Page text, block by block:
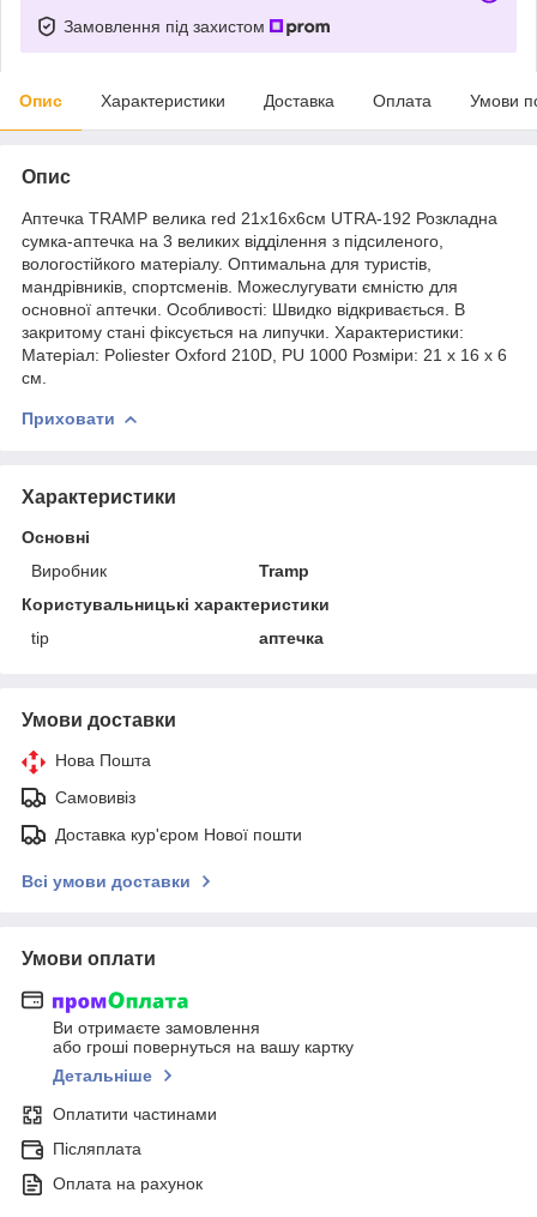
Замовлення під захистом
Опис Характеристики Доставка Оплата Умови
Опис
Аптечка TRAMP велика red 21x16x6см UTRA-192 Розкладна
сумка-аптечка на 3 великих відділення з підсиленого,
вологостійкого матеріалу. Оптимальна для туристів,
мандрівників, спортсменів. Можеслугувати ємністю для
основної аптечки. Особливості: Швидко відкривається. В
закритому стані фіксується на липучки. Характеристики:
Матеріал: Poliester Oxford 210D, PU 1000 Розміри: 21 х 16 х 6
см.
Приховати
Характеристики
Основні
Виробник
Tramp
Користувальницькі характеристики
tip
аптечка
Умови доставки
Нова Пошта
Самовивіз
Доставка кур'єром Нової пошти
Всі умови доставки
Умови оплати
Ви отримаєте замовлення
або гроші повернуться на вашу картку
Детальніше
Оплатити частинами
Післяплата
Оплата на рахунок